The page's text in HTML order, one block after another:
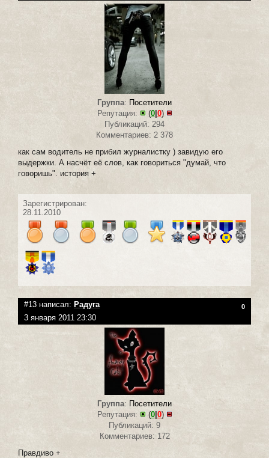
Группа: Посетители
Репутация:
(0| 0)
Публикаций: 294
Комментариев: 2 378
как сам водитель не прибил журналистку ) завидую его
выдержки. А насчёт её слов, как говориться "думай, что
говоришь". история +
Зарегистрирован:
28.11.2010
#13 написал: Радуга 0
3 января 2011 23:30
Группа: Посетители
Репутация:
(0|0)
Публикаций: 9
Комментариев: 172
Правдиво +